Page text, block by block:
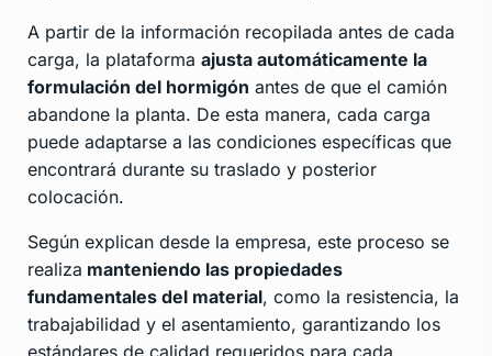
A partir de la información recopilada antes de cada
carga, la plataforma ajusta automáticamente la
formulación del hormigón antes de que el camión
abandone la planta. De esta manera, cada carga
puede adaptarse a las condiciones específicas que
encontrará durante su traslado y posterior
colocación.
Según explican desde la empresa, este proceso se
realiza manteniendo las propiedades
fundamentales del material, como la resistencia, la
trabajabilidad y el asentamiento, garantizando los